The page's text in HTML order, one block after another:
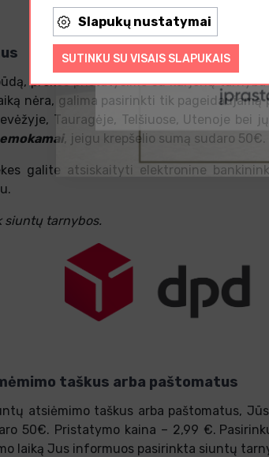
Slapukų nustatymai
SUTINKU SU VISAIS SLAPUKAIS
prekes pristatysime su kurjerių
nėra, galima pasirinkti tik
Tauragėje, Telšiuose, Utenoje
, jeigu krepšelio sumą sudaro
galite atsiskaityti elektronine
siuntų tarnybos.
taškus arba paštomatus
atsiėmimo taškus arba paštomatus,
50€. Pristatymo kaina – 2,99 €.
laiką Jus informuos pasirinkta siuntų